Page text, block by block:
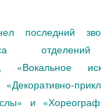
последний
отделений
«Вокальное
и